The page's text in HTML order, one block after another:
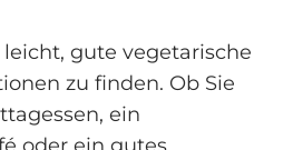
leicht, gute vegetarische
zu finden. Ob Sie
ein